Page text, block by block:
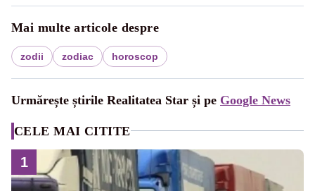
Mai multe articole despre
zodii zodiac horoscop
Urmărește știrile Realitatea Star și pe Google News
CELE MAI CITITE
1